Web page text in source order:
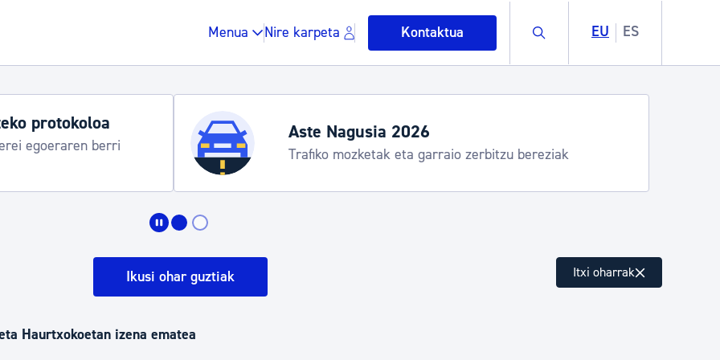
Menua Nire karpeta Kontaktua Buscar EU ES
Gune publikoa, hondakinak eta ingurumena
protokoloa
egoeraren berri
Aste Nagusia 2026
Trafiko mozketak eta garraio zerbitzu bereziak
Ikusi ohar guztiak Itxi oharrak
Haurtxokoetan izena ematea